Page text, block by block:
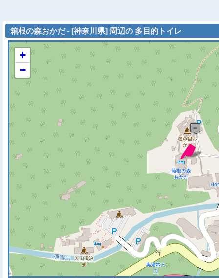
箱根の森おかだ - [神奈川県] 周辺の 多目的トイレ
※ マップを検索、表示
+
−